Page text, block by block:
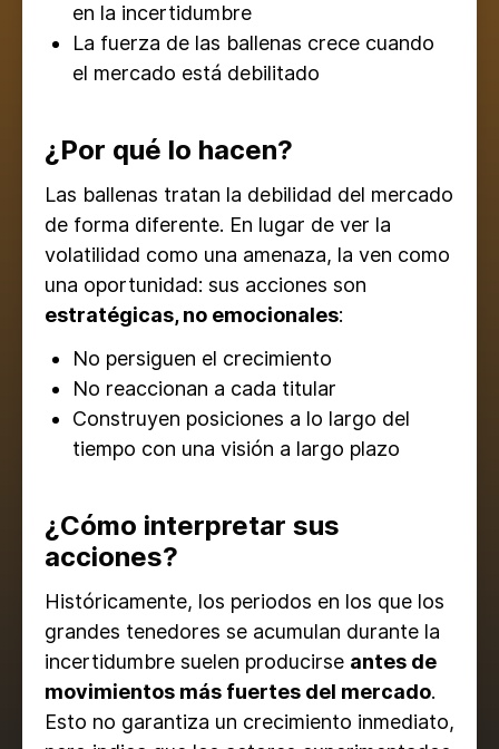
en la incertidumbre
La fuerza de las ballenas crece cuando
el mercado está debilitado
¿Por qué lo hacen?
Las ballenas tratan la debilidad del mercado
de forma diferente. En lugar de ver la
volatilidad como una amenaza, la ven como
una oportunidad: sus acciones son
estratégicas, no emocionales:
No persiguen el crecimiento
No reaccionan a cada titular
Construyen posiciones a lo largo del
tiempo con una visión a largo plazo
¿Cómo interpretar sus
acciones?
Históricamente, los periodos en los que los
grandes tenedores se acumulan durante la
incertidumbre suelen producirse antes de
movimientos más fuertes del mercado.
Esto no garantiza un crecimiento inmediato,